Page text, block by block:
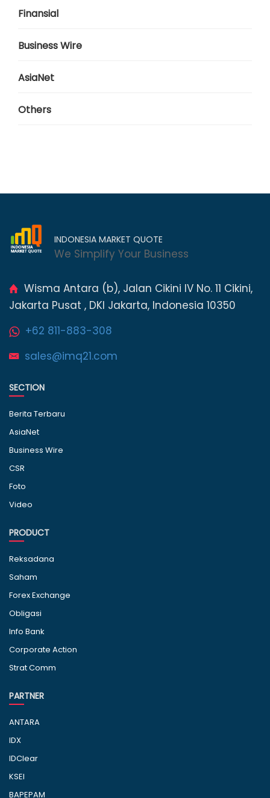
Finansial
Business Wire
AsiaNet
Others
INDONESIA MARKET QUOTE
We Simplify Your Business
Wisma Antara (b), Jalan Cikini IV No. 11 Cikini,
Jakarta Pusat , DKI Jakarta, Indonesia 10350
+62 811-883-308
sales@imq21.com
SECTION
Berita Terbaru
AsiaNet
Business Wire
CSR
Foto
Video
PRODUCT
Reksadana
Saham
Forex Exchange
Obligasi
Info Bank
Corporate Action
Strat Comm
PARTNER
ANTARA
IDX
IDClear
KSEI
BAPEPAM